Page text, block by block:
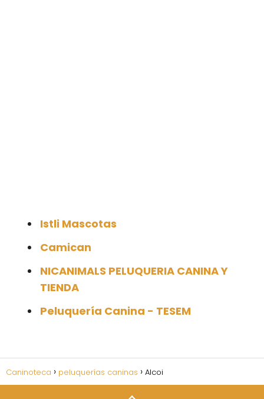
Istli Mascotas
Camican
NICANIMALS PELUQUERIA CANINA Y
TIENDA
Peluquería Canina - TESEM
Caninoteca peluquerías caninas Alcoi